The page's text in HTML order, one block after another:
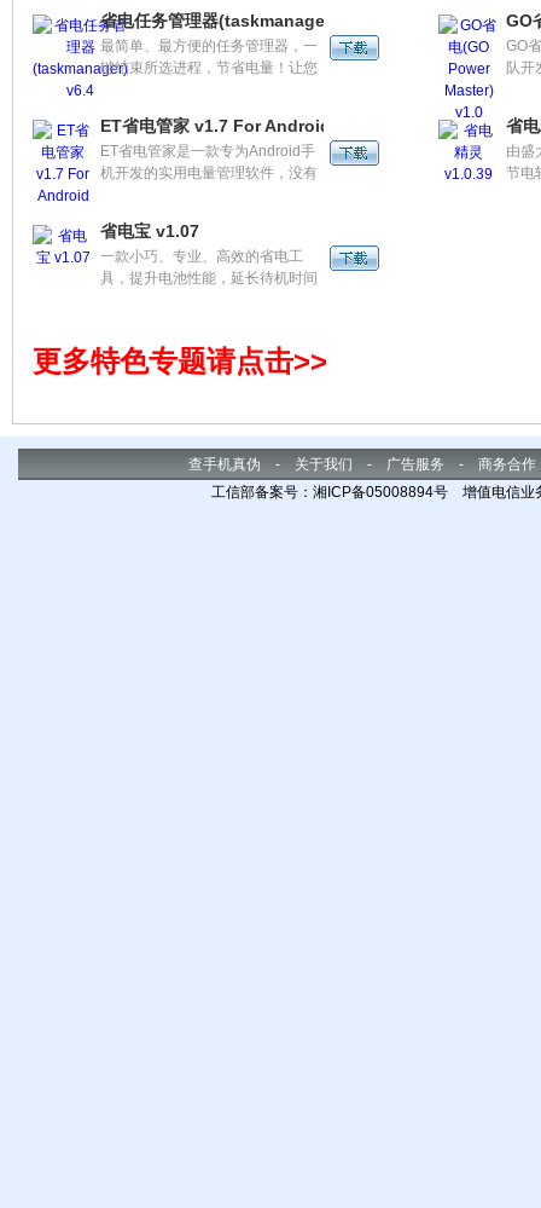
手机耗电情况，科学管理电量。延
长电池寿命！
模式，软件会自动为你开启想要的
省电强度，我们直接减少手机硬件
上的电力供应，这是任何其它同类
王才能真正做到有效省电。
省电任务管理器(taskmanager) v6.4
最简单、最方便的任务管理器，一
键结束所选进程，节省电量！让您
GO
GO
队开
ET省电管家 v1.7 For Android
ET省电管家是一款专为Android手
机开发的实用电量管理软件，没有
量，延长手机的使用时间，更带有
WIFI、蓝牙、移动网络等常用的硬
件快捷开关，方便实用!
省
由盛
节电
省电宝 v1.07
一款小巧、专业、高效的省电工
具，提升电池性能，延长待机时间
更多特色专题请点击>>
查手机真伪 - 关于我们 - 广告服务 - 商务合作
工信部备案号：湘ICP备05008894号 增值电信